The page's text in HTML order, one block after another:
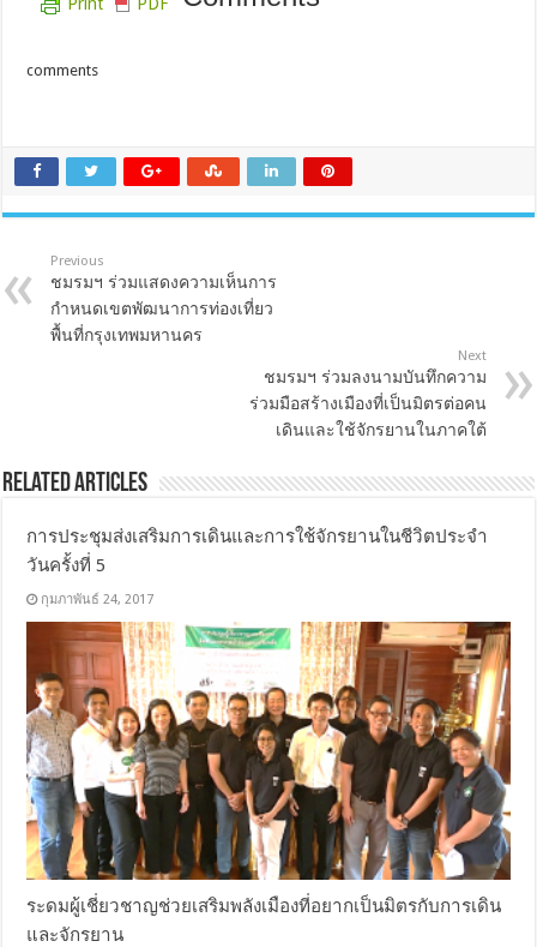
comments
Previous
ชมรมฯ ร่วมแสดงความเห็นการ
กำหนดเขตพัฒนาการท่องเที่ยว
พื้นที่กรุงเทพมหานคร
Next
ชมรมฯ ร่วมลงนามบันทึกความ
ร่วมมือสร้างเมืองที่เป็นมิตรต่อคน
เดินและใช้จักรยานในภาคใต้
Related Articles
การประชุมส่งเสริมการเดินและการใช้จักรยานในชีวิตประจำ
วันครั้งที่ 5
กุมภาพันธ์ 24, 2017
ระดมผู้เชี่ยวชาญช่วยเสริมพลังเมืองที่อยากเป็นมิตรกับการเดิน
และจักรยาน